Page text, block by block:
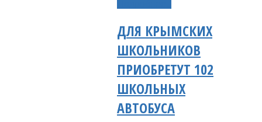
ДЛЯ КРЫМСКИХ
ШКОЛЬНИКОВ
ПРИОБРЕТУТ 102
ШКОЛЬНЫХ
АВТОБУСА